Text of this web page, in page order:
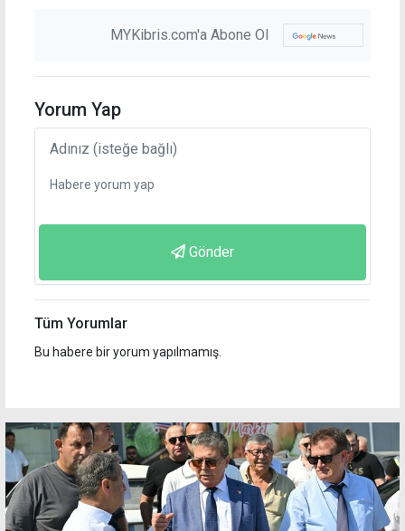
MYKibris.com'a Abone Ol
Yorum Yap
Gönder
Tüm Yorumlar
Bu habere bir yorum yapılmamış.